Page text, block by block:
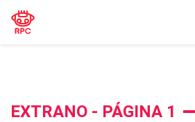
EXTRANO - PÁGINA 1